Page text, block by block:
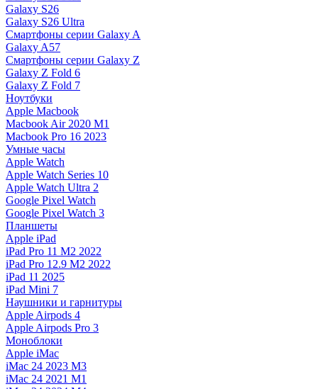
Galaxy S26
Galaxy S26 Ultra
Смартфоны серии Galaxy A
Galaxy A57
Смартфоны серии Galaxy Z
Galaxy Z Fold 6
Galaxy Z Fold 7
Ноутбуки
Apple Macbook
Macbook Air 2020 M1
Macbook Pro 16 2023
Умные часы
Apple Watch
Apple Watch Series 10
Apple Watch Ultra 2
Google Pixel Watch
Google Pixel Watch 3
Планшеты
Apple iPad
iPad Pro 11 M2 2022
iPad Pro 12.9 M2 2022
iPad 11 2025
iPad Mini 7
Наушники и гарнитуры
Apple Airpods 4
Apple Airpods Pro 3
Моноблоки
Apple iMac
iMac 24 2023 M3
iMac 24 2021 M1